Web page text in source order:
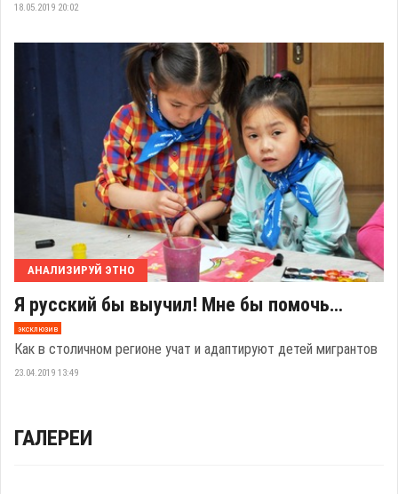
18.05.2019 20:02
АНАЛИЗИРУЙ ЭТНО
Я русский бы выучил! Мне бы помочь…
эксклюзив
Как в столичном регионе учат и адаптируют детей мигрантов
23.04.2019 13:49
ГАЛЕРЕИ